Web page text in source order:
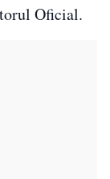
Oficial.